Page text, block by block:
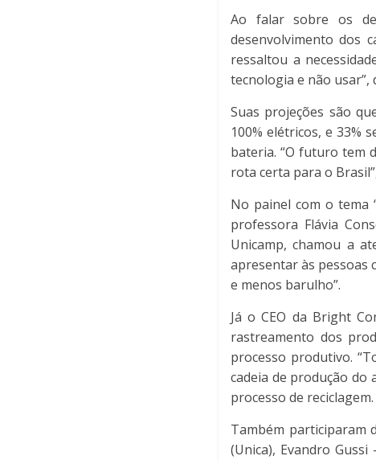
Ao falar sobre os
desenvolvimento dos
ressaltou a
tecnologia e não usar”,
Suas projeções são
100% elétricos, e 33%
bateria. “O futuro tem
rota certa para o
No painel com o tema
professora Flávia
Unicamp, chamou a
apresentar às pessoas
e menos barulho”.
Já o CEO da Bright
rastreamento dos
processo produtivo.
cadeia de produção do
processo de reciclagem.
Também participaram
(Unica), Evandro